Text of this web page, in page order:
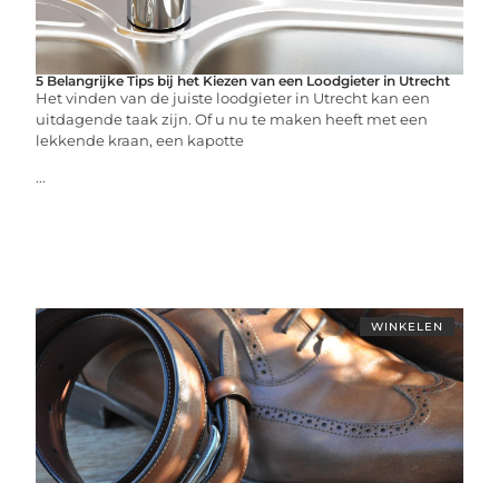
5 Belangrijke Tips bij het Kiezen van een Loodgieter in Utrecht
Het vinden van de juiste loodgieter in Utrecht kan een
uitdagende taak zijn. Of u nu te maken heeft met een
lekkende kraan, een kapotte
...
WINKELEN